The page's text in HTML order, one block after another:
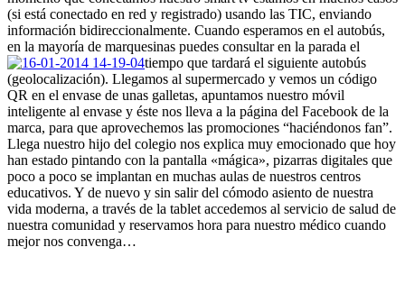
(si está conectado en red y registrado) usando las TIC, enviando
información bidireccionalmente. Cuando esperamos en el autobús,
en la mayoría de marquesinas puedes consultar en la parada el
tiempo que tardará el siguiente autobús
(geolocalización). Llegamos al supermercado y vemos un código
QR en el envase de unas galletas, apuntamos nuestro móvil
inteligente al envase y éste nos lleva a la página del Facebook de la
marca, para que aprovechemos las promociones “haciéndonos fan”.
Llega nuestro hijo del colegio nos explica muy emocionado que hoy
han estado pintando con la pantalla «mágica», pizarras digitales que
poco a poco se implantan en muchas aulas de nuestros centros
educativos. Y de nuevo y sin salir del cómodo asiento de nuestra
vida moderna, a través de la tablet accedemos al servicio de salud de
nuestra comunidad y reservamos hora para nuestro médico cuando
mejor nos convenga…